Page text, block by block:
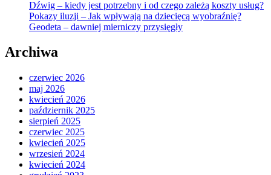
Dźwig – kiedy jest potrzebny i od czego zależą koszty usług?
Pokazy iluzji – Jak wpływają na dziecięcą wyobraźnię?
Geodeta – dawniej mierniczy przysięgły
Archiwa
czerwiec 2026
maj 2026
kwiecień 2026
październik 2025
sierpień 2025
czerwiec 2025
kwiecień 2025
wrzesień 2024
kwiecień 2024